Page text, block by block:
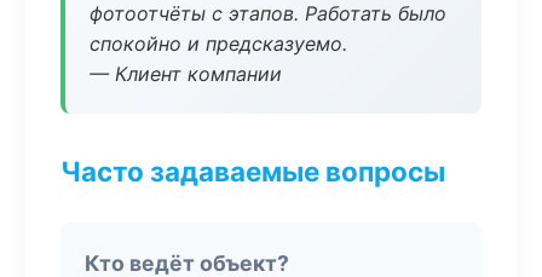
фотоотчёты с этапов. Работать было
спокойно и предсказуемо.
— Клиент компании
Часто задаваемые вопросы
Кто ведёт объект?